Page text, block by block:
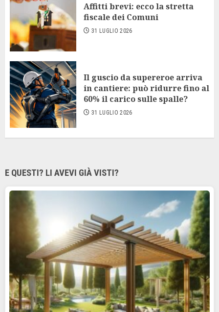
Affitti brevi: ecco la stretta
fiscale dei Comuni
31 LUGLIO 2026
Il guscio da supereroe arriva
in cantiere: può ridurre fino al
60% il carico sulle spalle?
31 LUGLIO 2026
E QUESTI? LI AVEVI GIÀ VISTI?